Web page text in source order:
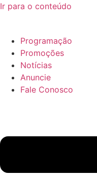
Ir para o conteúdo
Programação
Promoções
Notícias
Anuncie
Fale Conosco